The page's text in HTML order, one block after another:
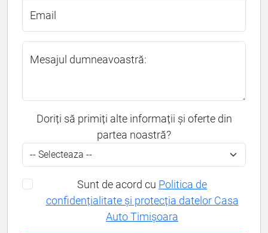
Email
Mesajul dumneavoastră:
Doriți să primiți alte informații și oferte din
partea noastră?
Sunt de acord cu Politica de
confidențialitate și protecția datelor Casa
Auto Timișoara